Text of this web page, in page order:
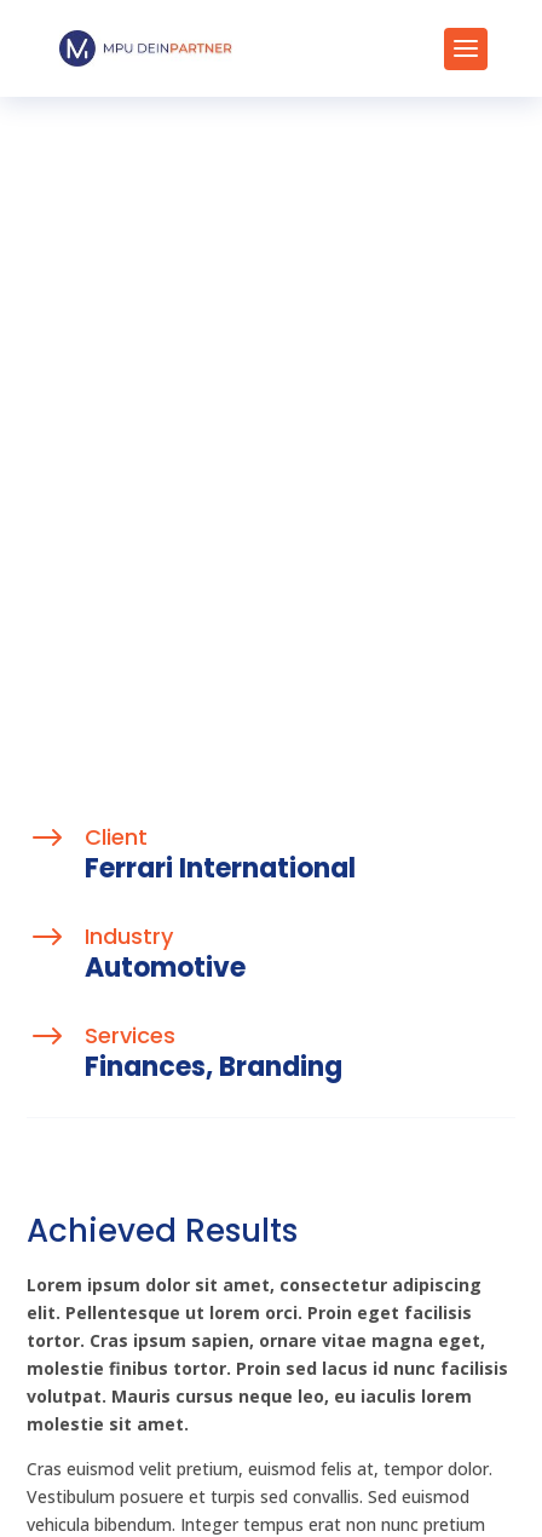
$ Client
Ferrari International
$ Industry
Automotive
$ Services
Finances, Branding
Achieved Results
Lorem ipsum dolor sit amet, consectetur adipiscing
elit. Pellentesque ut lorem orci. Proin eget facilisis
tortor. Cras ipsum sapien, ornare vitae magna eget,
molestie finibus tortor. Proin sed lacus id nunc facilisis
volutpat. Mauris cursus neque leo, eu iaculis lorem
molestie sit amet.
Cras euismod velit pretium, euismod felis at, tempor dolor.
Vestibulum posuere et turpis sed convallis. Sed euismod
vehicula bibendum. Integer tempus erat non nunc pretium